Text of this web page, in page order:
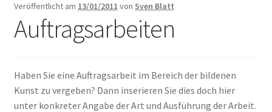
Pinsel
Zeichnen/Kolorieren
Veröffentlicht am 13/01/2011 von Sven Blatt
Auftragsarbeiten
Haben Sie eine Auftragsarbeit im Bereich der bildenen
Kunst zu vergeben? Dann inserieren Sie dies doch hier
unter konkreter Angabe der Art und Ausführung der Arbeit.